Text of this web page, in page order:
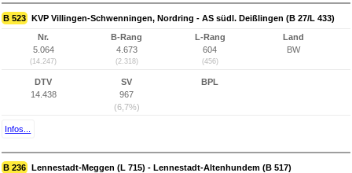
B 523 KVP Villingen-Schwenningen, Nordring - AS südl. Deißlingen (B 27/L 433)
Nr.
5.064
(14.247)
B-Rang
4.673
(2.318)
L-Rang
604
(456)
Land
BW
DTV
14.438
SV
967
(6,7%)
BPL
Infos...
B 236 Lennestadt-Meggen (L 715) - Lennestadt-Altenhundem (B 517)